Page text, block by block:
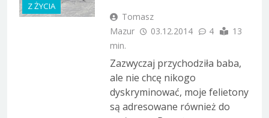
Z ŻYCIA
Tomasz
Mazur
03.12.2014 4
13
min.
Zazwyczaj przychodziła baba,
ale nie chcę nikogo
dyskryminować, moje felietony
są adresowane również do